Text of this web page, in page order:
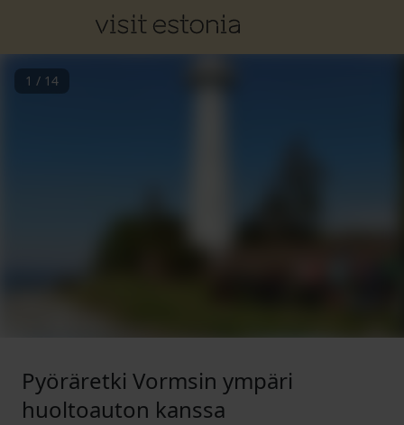
1 / 14
Pyöräretki Vormsin ympäri
huoltoauton kanssa